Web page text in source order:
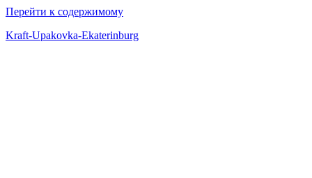
Перейти к содержимому
Kraft-Upakovka-Ekaterinburg